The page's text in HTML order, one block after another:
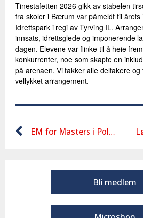
Tinestafetten 2026 gikk av stabelen
fra skoler i Bærum var påmeldt til
Idrettspark i regi av Tyrving IL.
innsats, idrettsglede og imponerende
dagen. Elevene var flinke til å heie
konkurrenter, noe som skapte en
på arenaen. Vi takker alle deltakere
vellykket arrangement.
EM for Masters i Polen – og første nordmann med gull på 60m!
Bli medlem